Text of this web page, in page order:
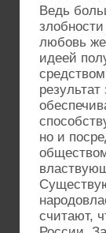
Ведь
любовь
идеей
но и
считают,